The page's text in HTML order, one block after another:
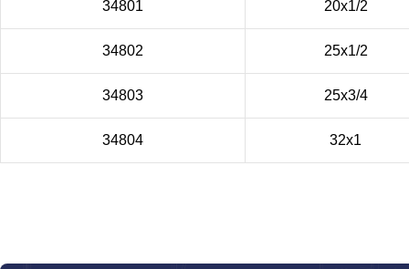
34801 20х1/2
34802 25х1/2
34803 25х3/4
34804 32х1